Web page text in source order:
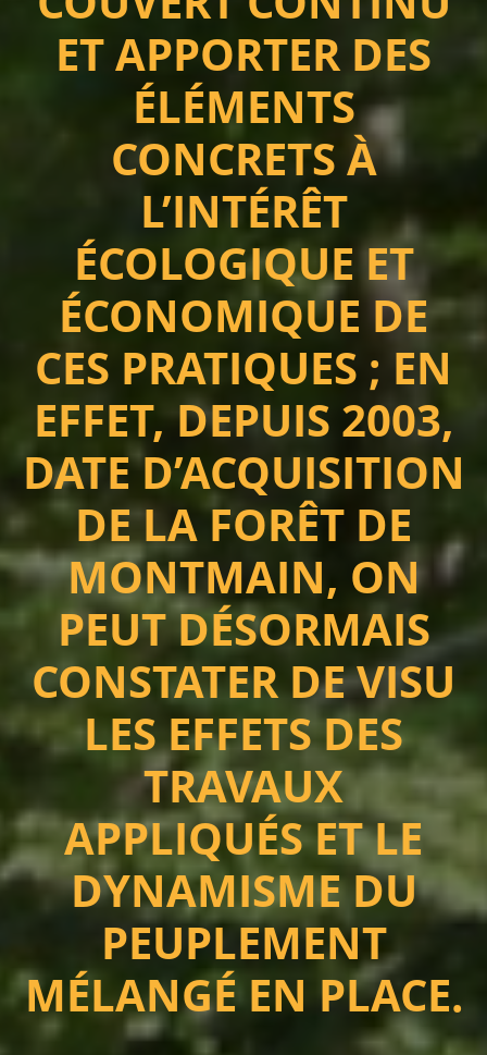
ET APPORTER DES
ÉLÉMENTS
CONCRETS À
L’INTÉRÊT
ÉCOLOGIQUE ET
ÉCONOMIQUE DE
CES PRATIQUES ; EN
EFFET, DEPUIS 2003,
DATE D’ACQUISITION
DE LA FORÊT DE
MONTMAIN, ON
PEUT DÉSORMAIS
CONSTATER DE VISU
LES EFFETS DES
TRAVAUX
APPLIQUÉS ET LE
DYNAMISME DU
PEUPLEMENT
MÉLANGÉ EN PLACE.